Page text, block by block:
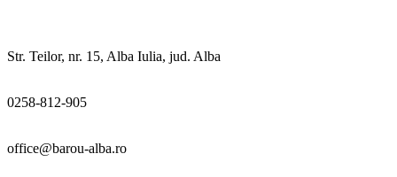
Str. Teilor, nr. 15, Alba Iulia, jud. Alba
0258-812-905
office@barou-alba.ro